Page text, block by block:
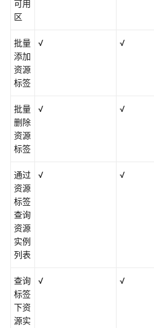
可用
区
批量
添加
资源
标签
√ √
批量
删除
资源
标签
√ √
通过
资源
标签
查询
资源
实例
列表
√ √
查询
标签
下资
源实
√ √